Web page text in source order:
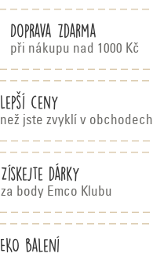
Doprava zdarma
při nákupu nad 1000 Kč
Lepší ceny
než jste zvyklí v obchodech
Získejte dárky
za body Emco Klubu
EKO balení